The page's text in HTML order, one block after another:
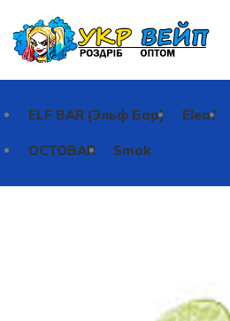
ELF BAR (Эльф Бар) Eleaf
OCTOBAR Smok